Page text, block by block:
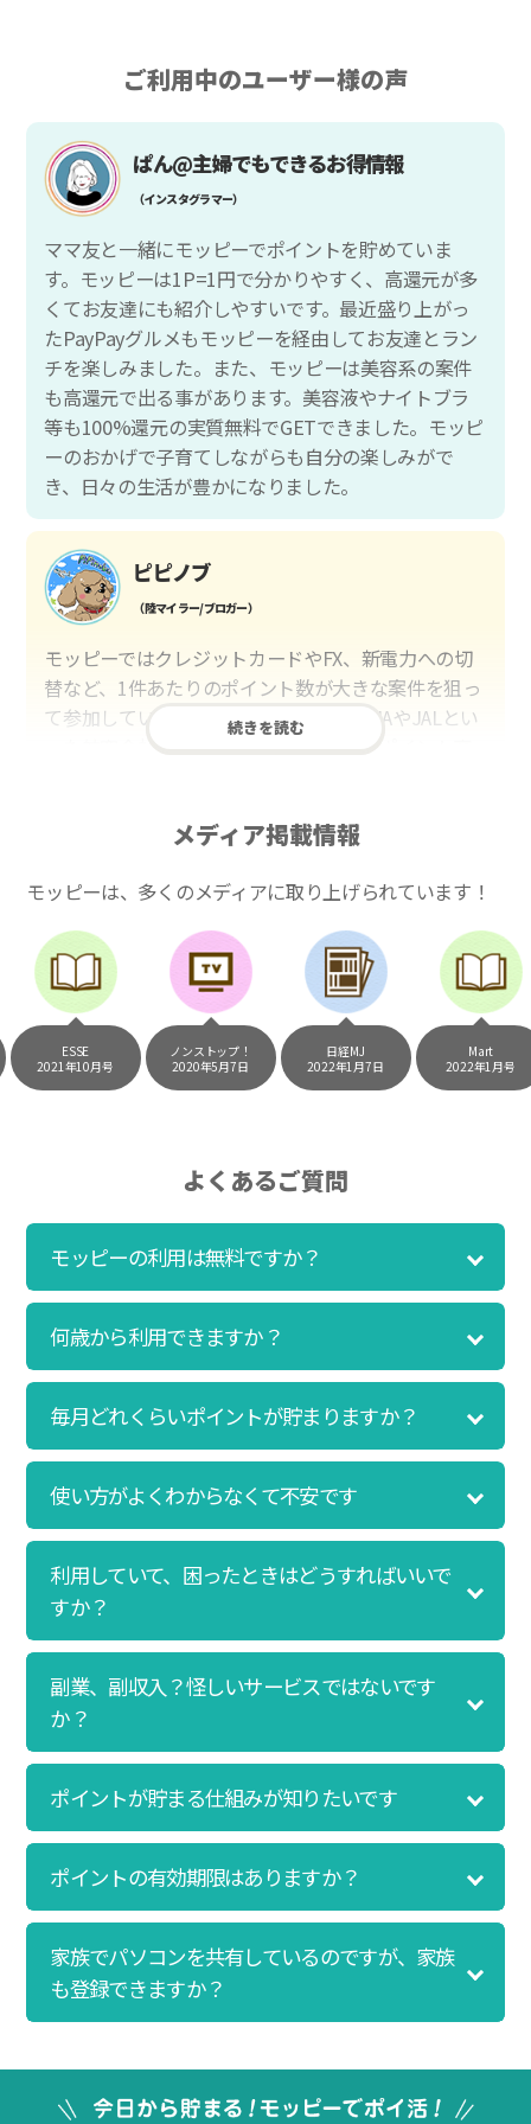
ご利用中のユーザー様の声
ぱん@主婦でもできるお得情報
（インスタグラマー）
ママ友と一緒にモッピーでポイントを貯めていま
す。モッピーは1P=1円で分かりやすく、高還元が多
くてお友達にも紹介しやすいです。最近盛り上がっ
たPayPayグルメもモッピーを経由してお友達とラン
チを楽しみました。また、モッピーは美容系の案件
も高還元で出る事があります。美容液やナイトブラ
等も100%還元の実質無料でGETできました。モッピ
ーのおかげで子育てしながらも自分の楽しみがで
き、日々の生活が豊かになりました。
続きを読む
ピピノブ
（陸マイラー/ブロガー）
モッピーではクレジットカードやFX、新電力への切
替など、1件あたりのポイント数が大きな案件を狙っ
て参加しています。貯めたポイントはANAやJALとい
った航空会社のマイルや、マリオットのポイント交
ッピーは陸マイラーや旅行好きには欠かせないポイ
いつものネットショッピングが、モッピ
ーでお得に
（20代・女性）
友達に勧められてモッピーをはじめました。空いた
時間にスマホで買い物をすることが多いのですが、
クリ…！いつものネットショッピングをモッピーを
券に交換して、プチ贅沢を楽しんでます♪
初心者でも10,000ポイント！無料なのに
ポイントが貯まる
（30代・男性）
クレジットカードを作りたいと思い、色々検索をし
ていた時にモッピーを知りました。クレジットカー
ドを発行するだけでポイントが貯まるならと無料登
録して、クレジットカードの発行やアプリダウンロ
ードなど無料のコンテンツのみを利用したところ…
なんと、たった一ヶ月で10,000ポイントを貯めるこ
す！
メディア掲載情報
モッピーは、多くのメディアに取り上げられています！
年10月号
ノンストップ！
2020年5月7日
2022年1月7日
2022年1月号
よくあるご質問
モッピーの利用は無料ですか？
何歳から利用できますか？
毎月どれくらいポイントが貯まりますか？
使い方がよくわからなくて不安です
利用していて、困ったときはどうすればいいで
すか？
副業、副収入？怪しいサービスではないです
か？
ポイントが貯まる仕組みが知りたいです
ポイントの有効期限はありますか？
家族でパソコンを共有しているのですが、家族
も登録できますか？